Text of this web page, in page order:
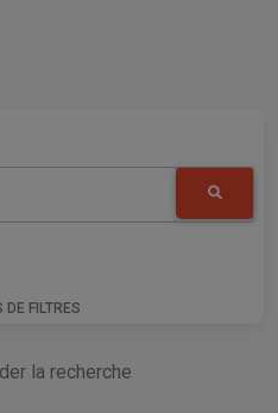
DE FILTRES
la recherche